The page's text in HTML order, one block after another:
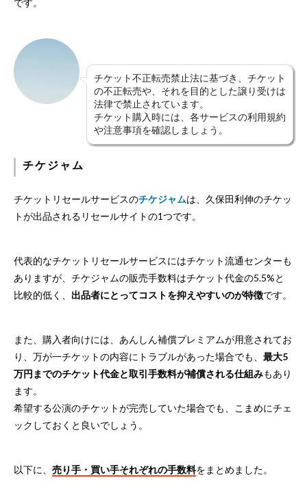
です。
チケット不正転売禁止法に基づき、チケット
の不正転売や、それを目的とした譲り受けは
法律で禁止されています。
チケット購入時には、各サービスの利用規約
や注意事項を確認しましょう。
チケジャム
チケットリセールサービスのチケジャムは、久保田利伸のチケッ
トが出品されるリセールサイトの1つです。
代表的なチケットリセールサービスにはチケット流通センターも
ありますが、チケジャムの販売手数料はチケット代金の5.5%と
比較的低く、 出品者にとってコストを抑えやすいのが特徴です。
また、購入者向けには、あんしん補償プレミアムが用意されてお
り、万が一チケットの内容にトラブルがあった場合でも、 最大5
万円までのチケット代金と取引手数料が補償される仕組みもあり
ます。
希望する公演のチケットが完売していた場合でも、こまめにチェ
ックしておくと良いでしょう。
以下に、 売り手・買い手それぞれの手数料をまとめました。